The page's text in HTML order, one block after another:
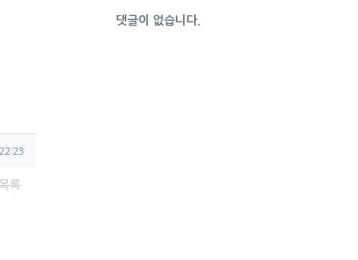
록
댓글이 없습니다.